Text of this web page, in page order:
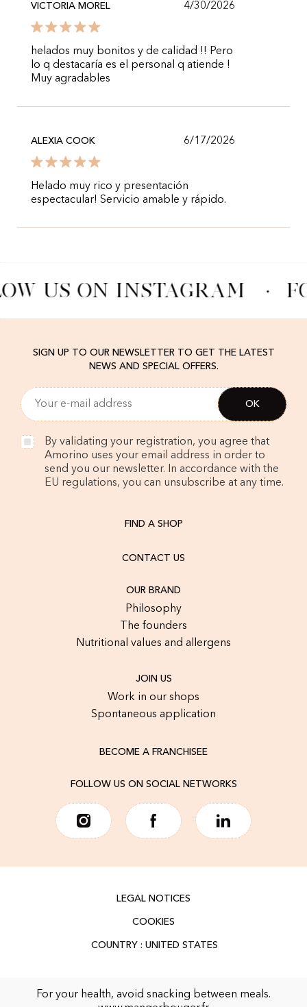
VICTORIA MOREL 4/30/2026
helados muy bonitos y de calidad !! Pero
lo q destacaría es el personal q atiende !
Muy agradables
ALEXIA COOK 6/17/2026
Helado muy rico y presentación
espectacular! Servicio amable y rápido.
US ON INSTAGRAM ·
SIGN UP TO OUR NEWSLETTER TO GET THE LATEST
NEWS AND SPECIAL OFFERS.
By validating your registration, you agree that
Amorino uses your email address in order to
send you our newsletter. In accordance with the
EU regulations, you can unsubscribe at any time.
FIND A SHOP
CONTACT US
OUR BRAND
Philosophy
The founders
Nutritional values and allergens
JOIN US
Work in our shops
Spontaneous application
BECOME A FRANCHISEE
FOLLOW US ON SOCIAL NETWORKS
LEGAL NOTICES
COOKIES
For your health, avoid snacking between meals.